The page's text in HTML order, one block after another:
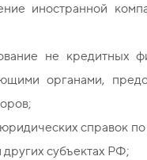
иностранной
не кредитных
органами,
справок
субъектах РФ;